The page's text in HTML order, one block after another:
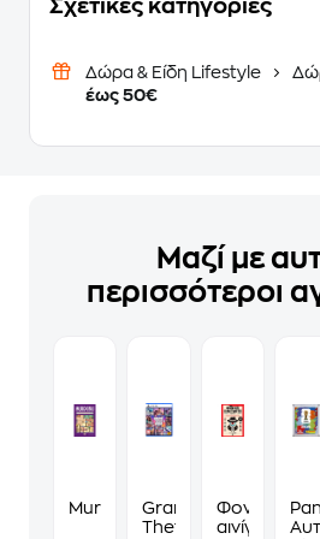
Σχετικές κατηγορίες
Δώρα & Είδη Lifestyle
έως 50€
Μαζί με
περισσότεροι
MurdokuGrand
Theft
Φονικά
αινίγματα